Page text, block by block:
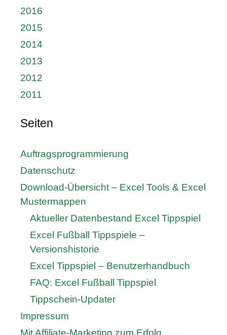
2016
2015
2014
2013
2012
2011
Seiten
Auftragsprogrammierung
Datenschutz
Download-Übersicht – Excel Tools & Excel
Mustermappen
Aktueller Datenbestand Excel Tippspiel
Excel Fußball Tippspiele –
Versionshistorie
Excel Tippspiel – Benutzerhandbuch
FAQ: Excel Fußball Tippspiel
Tippschein-Updater
Impressum
Mit Affiliate-Marketing zum Erfolg